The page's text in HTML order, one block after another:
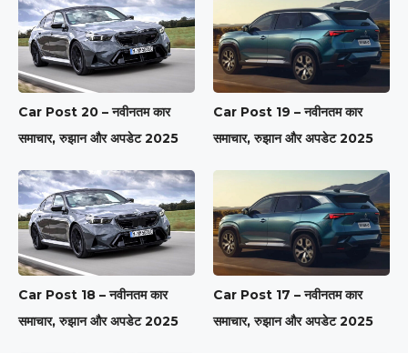
Car Post 20 – नवीनतम कार
समाचार, रुझान और अपडेट 2025
Car Post 19 – नवीनतम कार
समाचार, रुझान और अपडेट 2025
Car Post 18 – नवीनतम कार
समाचार, रुझान और अपडेट 2025
Car Post 17 – नवीनतम कार
समाचार, रुझान और अपडेट 2025